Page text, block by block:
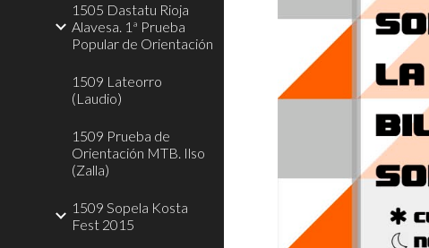
1505 Dastatu Rioja
Alavesa. 1ª Prueba
Popular de Orientación
1509 Lateorro
(Laudio)
1509 Prueba de
Orientación MTB. Ilso
(Zalla)
1509 Sopela Kosta
Fest 2015